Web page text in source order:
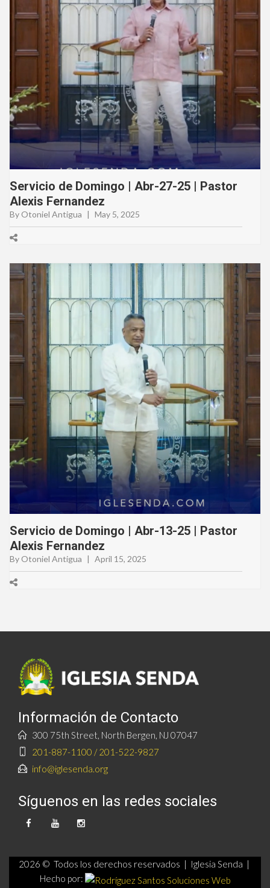
Servicio de Domingo | Abr-27-25 | Pastor
Alexis Fernandez
By Otoniel Antigua | May 5, 2025
Servicio de Domingo | Abr-13-25 | Pastor
Alexis Fernandez
By Otoniel Antigua | April 15, 2025
Información de Contacto
300 75th Street, North Bergen, NJ 07047
201-887-1100 / 201-522-9827
info@iglesenda.org
Síguenos en las redes sociales
2026 © Todos los derechos reservados | Iglesia Senda |
Hecho por: